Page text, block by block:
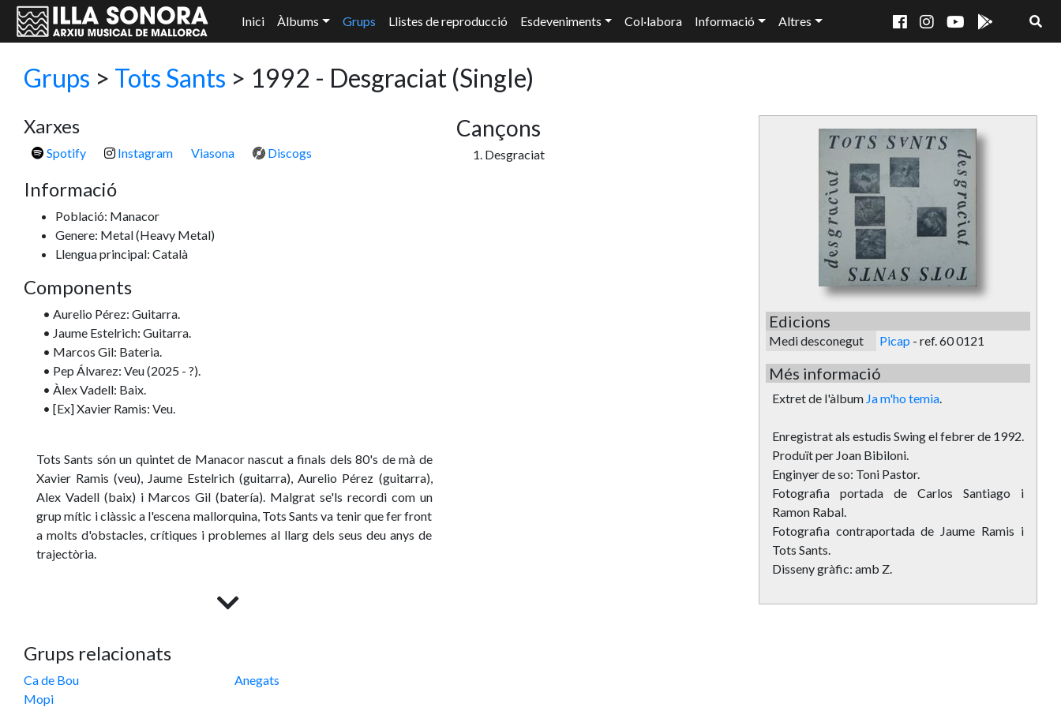
Inici Àlbums Grups Llistes de reproducció Esdeveniments Col·labora Informació Altres
Grups > Tots Sants > 1992 - Desgraciat (Single)
Xarxes
Spotify Instagram Viasona Discogs
Informació
Població: Manacor
Genere: Metal(Heavy Metal)
Llengua principal: Català
Components
• Aurelio Pérez: Guitarra.
• Jaume Estelrich: Guitarra.
• Marcos Gil: Bateria.
• Pep Álvarez: Veu (2025 - ?).
• Àlex Vadell: Baix.
• [Ex] Xavier Ramis: Veu.
Tots Sants són un quintet de Manacor nascut a finals dels 80's de mà de
Xavier Ramis (veu), Jaume Estelrich (guitarra), Aurelio Pérez (guitarra),
Alex Vadell (baix) i Marcos Gil (batería). Malgrat se'ls recordi com un
grup mític i clàssic a l'escena mallorquina, Tots Sants va tenir que fer front
a molts d'obstacles, crítiques i problemes al llarg dels seus deu anys de
trajectòria.
l'escena mallorquina gràcies a cançons cantades amb la nostra llengua i
com del Funk. Malauradament, se'ls ficà al sac del Rock català i molts els
consideraren com uns Sangtraït a la mallorquina. El seu segón disc,
"Màxima audiència" (1993), més contundent, madur i treballat, és
Grups relacionats
Ca de Bou
Mopi
Anegats
Cançons
1. Desgraciat
Edicions
Medi desconegut Picap - ref. 60 0121
Més informació
Extret de l'àlbum Ja m'ho temia.
Enregistrat als estudis Swing el febrer de 1992.
Produït per Joan Bibiloni.
Enginyer de so: Toni Pastor.
Fotografia portada de Carlos Santiago i
Ramon Rabal.
Fotografia contraportada de Jaume Ramis i
Tots Sants.
Disseny gràfic: amb Z.